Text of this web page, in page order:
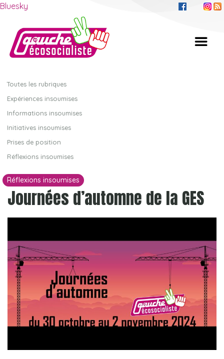
Bluesky
Toutes les rubriques
Expériences insoumises
Informations insoumises
Initiatives insoumises
Prises de position
Réflexions insoumises
Réflexions insoumises
Journées d’automne de la GES